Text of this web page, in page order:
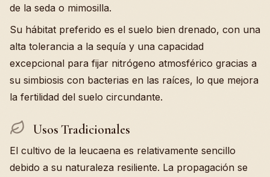
de la seda o mimosilla.
Su hábitat preferido es el suelo bien drenado, con una
alta tolerancia a la sequía y una capacidad
excepcional para fijar nitrógeno atmosférico gracias a
su simbiosis con bacterias en las raíces, lo que mejora
la fertilidad del suelo circundante.
Usos Tradicionales
El cultivo de la leucaena es relativamente sencillo
debido a su naturaleza resiliente. La propagación se